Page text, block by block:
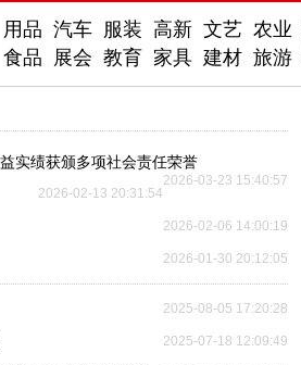
用品 汽车 服装 高新 文艺 农业
食品
展会 教育 家具 建材 旅游
实绩获颁多项社会责任荣誉
2026-03-23 15:40:57
2026-02-13 20:31:54
2026-02-06 14:00:19
2026-01-30 20:12:05
2025-08-05 17:20:28
2025-07-18 12:09:49